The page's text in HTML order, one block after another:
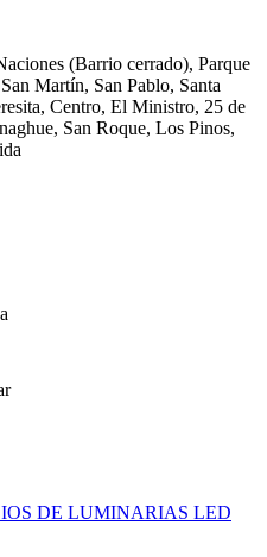
(Barrio cerrado), Parque
Martín, San Pablo, Santa
Centro, El Ministro, 25 de
San Roque, Los Pinos,
DE LUMINARIAS LED